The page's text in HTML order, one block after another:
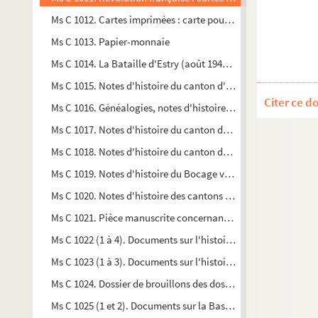
Ms C 1012. Cartes imprimées : carte pour la fête de la
Ms C 1013. Papier-monnaie
Ms C 1014. La Bataille d'Estry (août 1944), par Marcel Gautier
Ms C 1015. Notes d'histoire du canton d'Aunay-sur-Odon,
Ms C 1016. Généalogies, notes d'histoire sur 20 familles, par
Ms C 1017. Notes d'histoire du canton de Saint-Sever, par
Ms C 1018. Notes d'histoire du canton de Vire, par Camille
Ms C 1019. Notes d'histoire du Bocage virois, par Camille
Ms C 1020. Notes d'histoire des cantons de Vassy et Bény-
Ms C 1021. Pièce manuscrite concernant la vicomté de Vire en
Ms C 1022 (1 à 4). Documents sur l'histoire locale
Ms C 1023 (1 à 3). Documents sur l'histoire de Vire et de la
Ms C 1024. Dossier de brouillons des dossiers Ms C 1022 et 1023
Ms C 1025 (1 et 2). Documents sur la Basse-Normandie,
Citer ce